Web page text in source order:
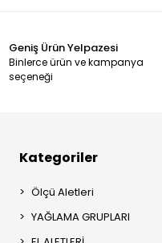
Geniş Ürün Yelpazesi
Binlerce ürün ve kampanya
seçeneği
Kategoriler
Ölçü Aletleri
YAĞLAMA GRUPLARI